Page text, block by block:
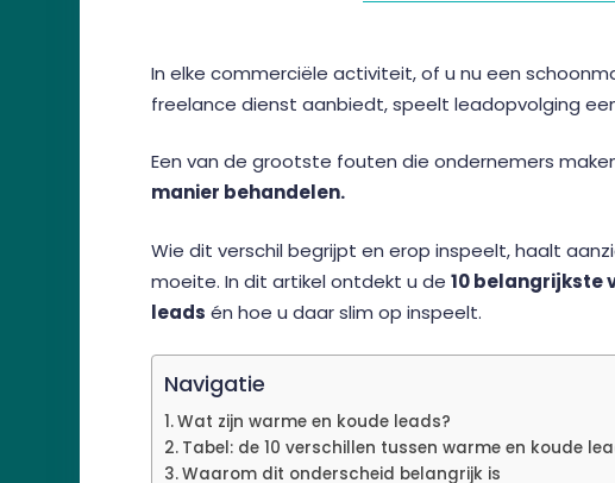
In elke commerciële activiteit, of u nu een
freelance dienst aanbiedt, speelt leadopvolging
Een van de grootste fouten die ondernemers
manier behandelen.
Wie dit verschil begrijpt en erop inspeelt, haalt
moeite. In dit artikel ontdekt u de10 belangrijkste
leads én hoe u daar slim op inspeelt.
Navigatie
Wat zijn warme en koude leads?
Tabel: de 10 verschillen tussen warme en koude
Waarom dit onderscheid belangrijk is